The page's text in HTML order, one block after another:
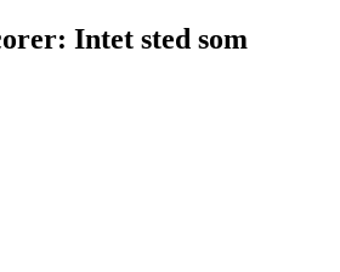
Intet sted som